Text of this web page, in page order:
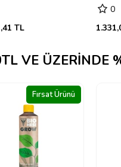
TL
0
VE ÜZERINDE
Fırsat Ürünü